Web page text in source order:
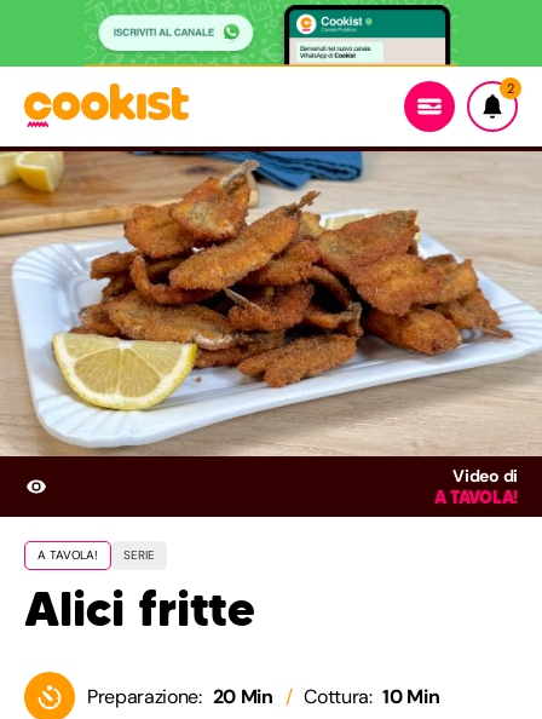
2
Video di
A TAVOLA!
A TAVOLA! SERIE
Alici fritte
Preparazione: 20 Min Cottura: 10 Min